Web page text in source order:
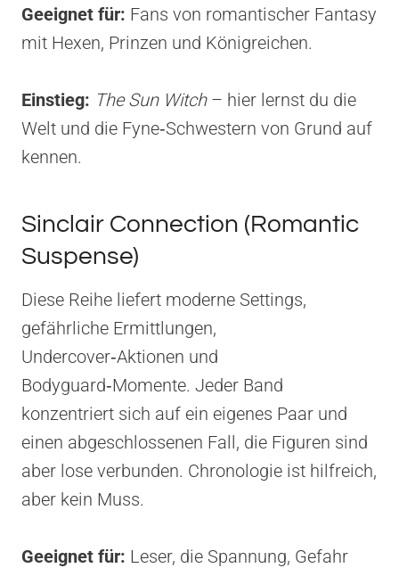
Geeignet für: Fans von romantischer Fantasy
mit Hexen, Prinzen und Königreichen.
Einstieg: The Sun Witch– hier lernst du die
Welt und die Fyne‑Schwestern von Grund auf
kennen.
Sinclair Connection (Romantic
Suspense)
Diese Reihe liefert moderne Settings,
gefährliche Ermittlungen,
Undercover‑Aktionen und
Bodyguard‑Momente. Jeder Band
konzentriert sich auf ein eigenes Paar und
einen abgeschlossenen Fall, die Figuren sind
aber lose verbunden. Chronologie ist hilfreich,
aber kein Muss.
Geeignet für: Leser, die Spannung, Gefahr